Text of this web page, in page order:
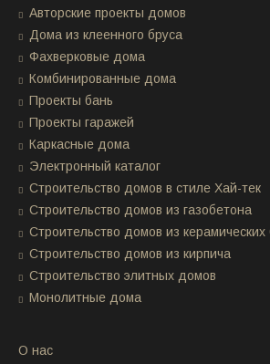
Авторские проекты домов
Дома из клеенного бруса
Фахверковые дома
Комбинированные дома
Проекты бань
Проекты гаражей
Каркасные дома
Электронный каталог
Строительство домов в стиле Хай-тек
Строительство домов из газобетона
Строительство домов из керамических
Строительство домов из кирпича
Строительство элитных домов
Монолитные дома
О нас